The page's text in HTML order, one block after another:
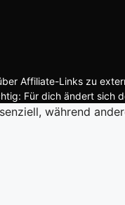
Affiliate-Links zu
Für dich ändert sich
während